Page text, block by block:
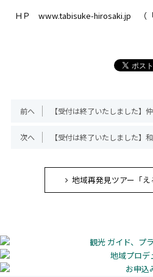
ＨＰ www.tabisuke-hirosaki.jp （「
前へ 【受付は終了いたしました
次へ 【受付は終了いたしました
地域再発見ツアー「